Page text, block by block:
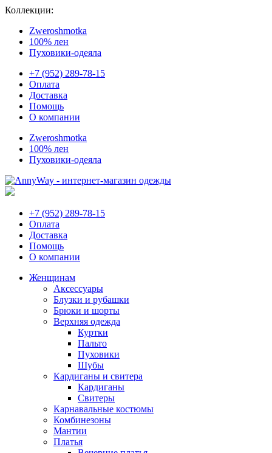
Коллекции:
Zweroshmotka
100% лен
Пуховики-одеяла
+7 (952) 289-78-15
Оплата
Доставка
Помощь
О компании
Zweroshmotka
100% лен
Пуховики-одеяла
+7 (952) 289-78-15
Оплата
Доставка
Помощь
О компании
Женщинам
Аксессуары
Блузки и рубашки
Брюки и шорты
Верхняя одежда
Куртки
Пальто
Пуховики
Шубы
Кардиганы и свитера
Кардиганы
Свитеры
Карнавальные костюмы
Комбинезоны
Мантии
Платья